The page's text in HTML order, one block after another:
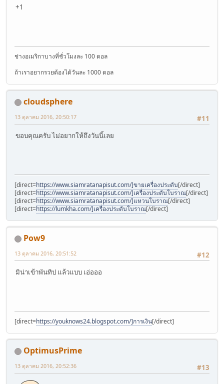
+1
ช่างอเมริกาบางที่ชั่วโมงละ 100 ดอล
ถ้าเราอยากรวยต้องได้วันละ 1000 ดอล
cloudsphere
#11
13 ตุลาคม 2016, 20:50:17
ขอบคุณครับ ไม่อยากให้ถึงวันนี้เลย
[direct=https://www.siamratanapisut.com/]ขายเครื่องประดับ[/direct]
[direct=https://www.siamratanapisut.com/]เครื่องประดับโบราณ[/direct]
[direct=https://www.siamratanapisut.com/]แหวนโบราณ[/direct]
[direct=https://lumkha.com/]เครื่องประดับโบราณ[/direct]
Pow9
#12
13 ตุลาคม 2016, 20:51:52
มิน่าเข้าพันทิป แล้วแบบ เอ่อออ
[direct=https://youknows24.blogspot.com/]การเงิน[/direct]
OptimusPrime
#13
13 ตุลาคม 2016, 20:52:36